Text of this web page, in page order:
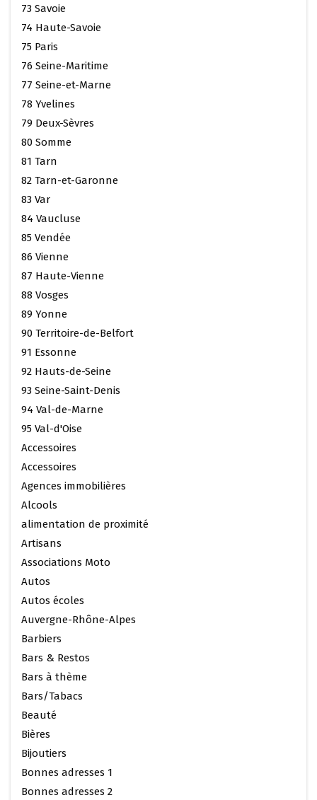
73 Savoie
74 Haute-Savoie
75 Paris
76 Seine-Maritime
77 Seine-et-Marne
78 Yvelines
79 Deux-Sèvres
80 Somme
81 Tarn
82 Tarn-et-Garonne
83 Var
84 Vaucluse
85 Vendée
86 Vienne
87 Haute-Vienne
88 Vosges
89 Yonne
90 Territoire-de-Belfort
91 Essonne
92 Hauts-de-Seine
93 Seine-Saint-Denis
94 Val-de-Marne
95 Val-d'Oise
Accessoires
Accessoires
Agences immobilières
Alcools
alimentation de proximité
Artisans
Associations Moto
Autos
Autos écoles
Auvergne-Rhône-Alpes
Barbiers
Bars & Restos
Bars à thème
Bars/Tabacs
Beauté
Bières
Bijoutiers
Bonnes adresses 1
Bonnes adresses 2